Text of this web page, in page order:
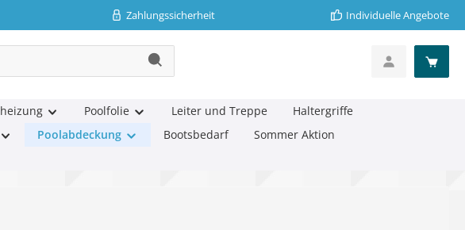
Zahlungssicherheit Individuelle Angebote
Poolfolie Leiter und Treppe
Haltergriffe
Poolabdeckung Bootsbedarf
Sommer Aktion